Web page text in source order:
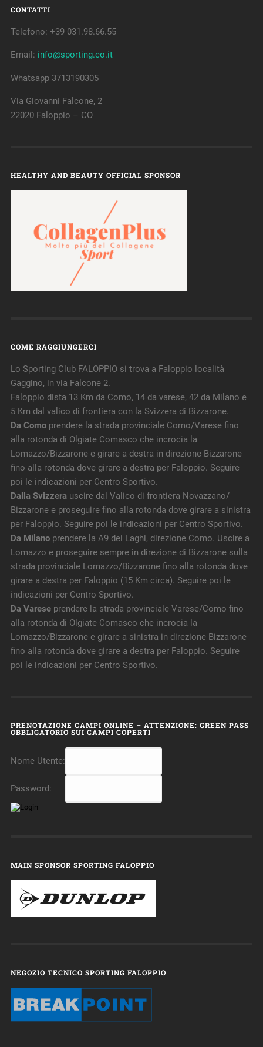
CONTATTI
Telefono: +39 031.98.66.55
Email: info@sporting.co.it
Whatsapp 3713190305
Via Giovanni Falcone, 2
22020 Faloppio – CO
HEALTHY AND BEAUTY OFFICIAL SPONSOR
COME RAGGIUNGERCI
Lo Sporting Club FALOPPIO si trova a Faloppio località
Gaggino, in via Falcone 2.
Faloppio dista 13 Km da Como, 14 da varese, 42 da Milano e
5 Km dal valico di frontiera con la Svizzera di Bizzarone.
Da Comoprendere la strada provinciale Como/Varese fino
alla rotonda di Olgiate Comasco che incrocia la
Lomazzo/Bizzarone e girare a destra in direzione Bizzarone
fino alla rotonda dove girare a destra per Faloppio. Seguire
poi le indicazioni per Centro Sportivo.
Dalla Svizzerauscire dal Valico di frontiera Novazzano/
Bizzarone e proseguire fino alla rotonda dove girare a sinistra
per Faloppio. Seguire poi le indicazioni per Centro Sportivo.
Da Milanoprendere la A9 dei Laghi, direzione Como. Uscire a
Lomazzo e proseguire sempre in direzione di Bizzarone sulla
strada provinciale Lomazzo/Bizzarone fino alla rotonda dove
girare a destra per Faloppio (15 Km circa). Seguire poi le
indicazioni per Centro Sportivo.
Da Vareseprendere la strada provinciale Varese/Como fino
alla rotonda di Olgiate Comasco che incrocia la
Lomazzo/Bizzarone e girare a sinistra in direzione Bizzarone
fino alla rotonda dove girare a destra per Faloppio. Seguire
poi le indicazioni per Centro Sportivo.
PRENOTAZIONE CAMPI ONLINE – ATTENZIONE: GREEN PASS
OBBLIGATORIO SUI CAMPI COPERTI
Nome Utente:
Password:
MAIN SPONSOR SPORTING FALOPPIO
NEGOZIO TECNICO SPORTING FALOPPIO